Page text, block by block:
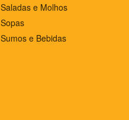
Saladas e Molhos
Sopas
Sumos e Bebidas